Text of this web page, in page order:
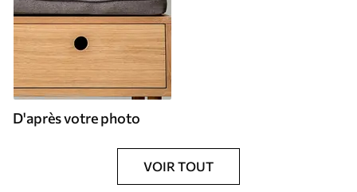
D'après votre photo
VOIR TOUT